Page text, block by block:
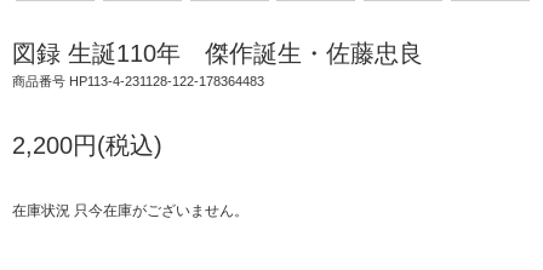
図録 生誕110年 傑作誕生・佐藤忠良
商品番号 HP113-4-231128-122-178364483
2,200円(税込)
在庫状況 只今在庫がございません。